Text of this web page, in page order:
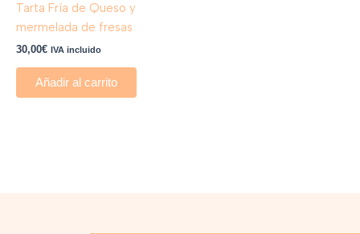
Tarta Fría de Queso y
mermelada de fresas
30,00€ IVA incluido
Añadir al carrito